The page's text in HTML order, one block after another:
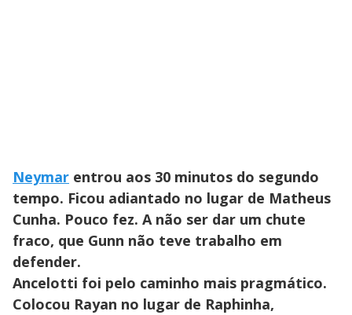
Neymar entrou aos 30 minutos do segundo
tempo. Ficou adiantado no lugar de Matheus
Cunha. Pouco fez. A não ser dar um chute
fraco, que Gunn não teve trabalho em
defender.
Ancelotti foi pelo caminho mais pragmático.
Colocou Rayan no lugar de Raphinha,